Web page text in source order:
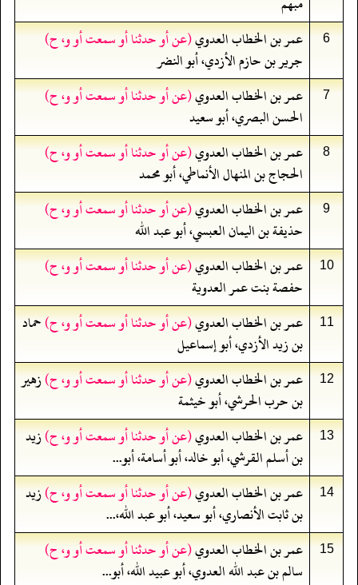
6 عمر بن الخطاب العدوي(عن أو حدثنا أو سمعت أو و، ح)
جرير بن حازم الأزدي، أبو النضر
7 عمر بن الخطاب العدوي(عن أو حدثنا أو سمعت أو و، ح)
الحسن البصري، أبو سعيد
8 عمر بن الخطاب العدوي(عن أو حدثنا أو سمعت أو و، ح)
الحجاج بن المنهال الأنماطي، أبو محمد
9 عمر بن الخطاب العدوي(عن أو حدثنا أو سمعت أو و، ح)
حذيفة بن اليمان العبسي، أبو عبد الله
10 عمر بن الخطاب العدوي(عن أو حدثنا أو سمعت أو و، ح)
حفصة بنت عمر العدوية
11 عمر بن الخطاب العدوي(عن أو حدثنا أو سمعت أو و، ح)حماد
بن زيد الأزدي، أبو إسماعيل
12 عمر بن الخطاب العدوي(عن أو حدثنا أو سمعت أو و، ح)زهير
بن حرب الحرشي، أبو خيثمة
13 عمر بن الخطاب العدوي(عن أو حدثنا أو سمعت أو و، ح)زيد
بن أسلم القرشي، أبو خالد، أبو أسامة، أبو...
14 عمر بن الخطاب العدوي(عن أو حدثنا أو سمعت أو و، ح)زيد
بن ثابت الأنصاري، أبو سعيد، أبو عبد الله،...
15 عمر بن الخطاب العدوي(عن أو حدثنا أو سمعت أو و، ح)
سالم بن عبد الله العدوي، أبو عبيد الله، أبو...